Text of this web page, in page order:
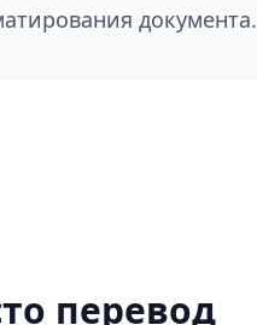
документа.
перевод